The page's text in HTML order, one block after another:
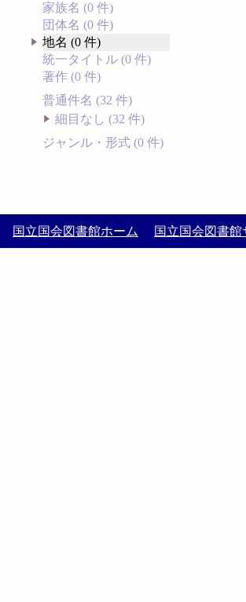
家族名 (0 件)
団体名 (0 件)
地名 (0 件)
統一タイトル (0 件)
著作 (0 件)
普通件名 (32 件)
細目なし (32 件)
ジャンル・形式 (0 件)
国立国会図書館ホーム 国立国会図書館